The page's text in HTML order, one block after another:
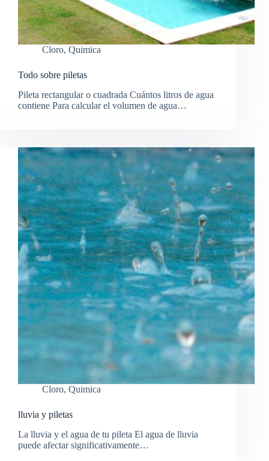
Cloro, Quimica
Todo sobre piletas
Pileta rectangular o cuadrada Cuántos litros de agua
contiene Para calcular el volumen de agua…
Cloro, Quimica
lluvia y piletas
La lluvia y el agua de tu pileta El agua de lluvia
puede afectar significativamente…